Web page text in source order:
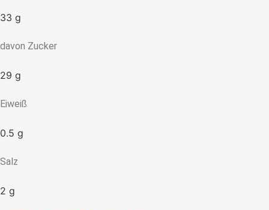
33 g
davon Zucker
29 g
Eiweiß
0.5 g
Salz
2 g